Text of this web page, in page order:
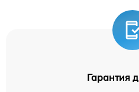
Гарантия